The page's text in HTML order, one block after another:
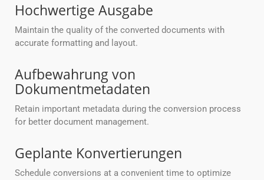
Hochwertige Ausgabe
Maintain the quality of the converted documents with
accurate formatting and layout.
Aufbewahrung von
Dokumentmetadaten
Retain important metadata during the conversion process
for better document management.
Geplante Konvertierungen
Schedule conversions at a convenient time to optimize